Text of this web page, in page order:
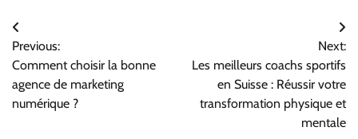
Navigation
de
l’article
Previous:
Comment choisir la bonne
agence de marketing
numérique ?
Next:
Les meilleurs coachs sportifs
en Suisse : Réussir votre
transformation physique et
mentale